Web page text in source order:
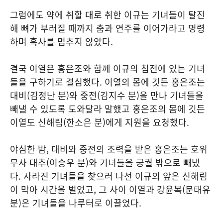
그럼에도 약에 취할 대로 취한 이규는 기녀들이 탈진
해 뼈가 부러질 때까지 춤과 연주를 이어가라고 명령
하며 혹사를 멈추지 않았다.
결국 이열은 홍은조와 함께 이규의 침전에 있는 기녀
들을 구하기로 결심했다. 이열의 몸에 깃든 홍은조는
대비(김정난 분)와 중전(김지수 분)을 만나 기녀들을
빼낼 수 있도록 도와달라 말했고 홍은조의 몸에 깃든
이열도 신해림(한소은 분)에게 지원을 요청했다.
야심한 밤, 대비와 중전의 조력을 받은 홍은조는 호위
무사 대추(이승우 분)와 기녀들을 궁궐 밖으로 빼냈
다. 사라진 기녀들을 찾으러 나선 이규의 앞은 신해림
이 막아 시간을 벌었고, 그 사이 이열과 강윤복(문태유
분)은 기녀들을 나루터로 이끌었다.